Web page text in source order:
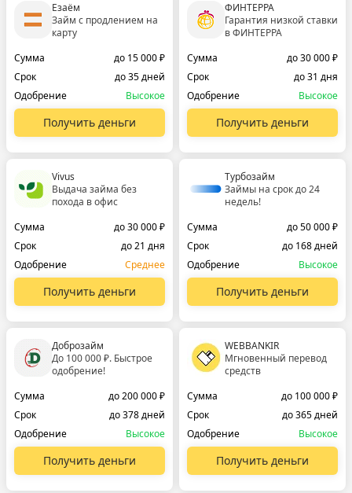
Езаём
Займ с продлением на
карту
Сумма
до 15 000 ₽
Срок
до 35 дней
Одобрение
Высокое
Получить деньги
ФИНТЕРРА
Гарантия низкой ставки
в ФИНТЕРРА
Сумма
до 30 000 ₽
Срок
до 31 дня
Одобрение
Высокое
Получить деньги
Vivus
Выдача займа без
похода в офис
Сумма
до 30 000 ₽
Срок
до 21 дня
Одобрение
Среднее
Получить деньги
Турбозайм
Займы на срок до 24
недель!
Сумма
до 50 000 ₽
Срок
до 168 дней
Одобрение
Высокое
Получить деньги
Доброзайм
До 100 000 ₽. Быстрое
одобрение!
Сумма
до 200 000 ₽
Срок
до 378 дней
Одобрение
Высокое
Получить деньги
WEBBANKIR
Мгновенный перевод
средств
Сумма
до 100 000 ₽
Срок
до 365 дней
Одобрение
Высокое
Получить деньги